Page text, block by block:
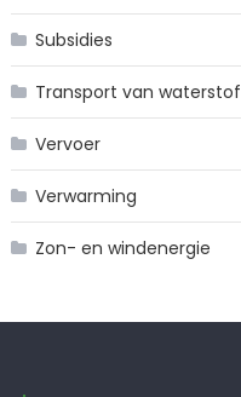
Subsidies
Transport van waterstof
Vervoer
Verwarming
Zon- en windenergie